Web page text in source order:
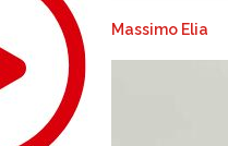
Massimo Elia